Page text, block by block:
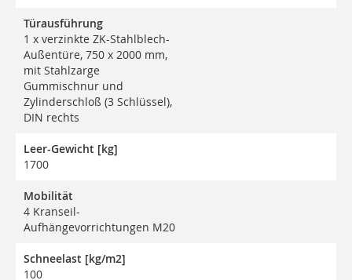
Türausführung
1 x verzinkte ZK-Stahlblech-
Außentüre, 750 x 2000 mm,
mit Stahlzarge
Gummischnur und
Zylinderschloß (3 Schlüssel),
DIN rechts
Leer-Gewicht [kg]
1700
Mobilität
4 Kranseil-
Aufhängevorrichtungen M20
Schneelast [kg/m2]
100